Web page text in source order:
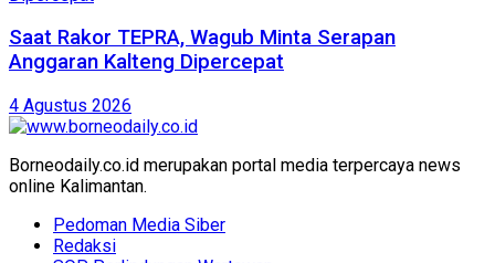
Saat Rakor TEPRA, Wagub Minta Serapan
Anggaran Kalteng Dipercepat
4 Agustus 2026
Borneodaily.co.id merupakan portal media terpercaya news
online Kalimantan.
Pedoman Media Siber
Redaksi